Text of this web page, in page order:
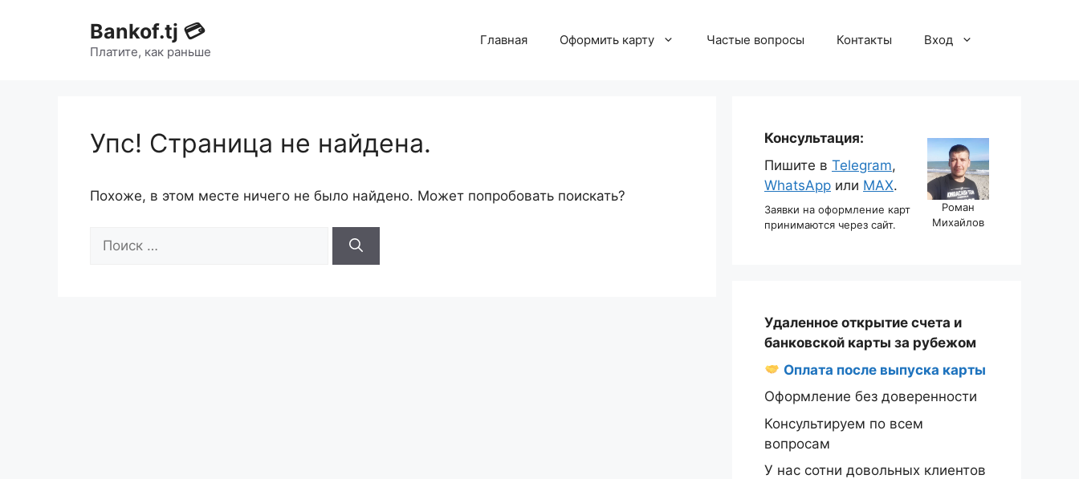
Bankof.tj 💳
Платите, как раньше
Главная Оформить карту Частые вопросы Контакты Вход
Упс! Страница не найдена.
Похоже, в этом месте ничего не было найдено. Может попробовать поискать?
Консультация:
Пишите в Telegram,
WhatsApp или MAX.
Заявки на оформление карт
принимаются через сайт.
Роман
Михайлов
Удаленное открытие счета и
банковской карты за рубежом
Оплата после выпуска карты
Оформление без доверенности
Консультируем по всем
вопросам
У нас сотни довольных клиентов